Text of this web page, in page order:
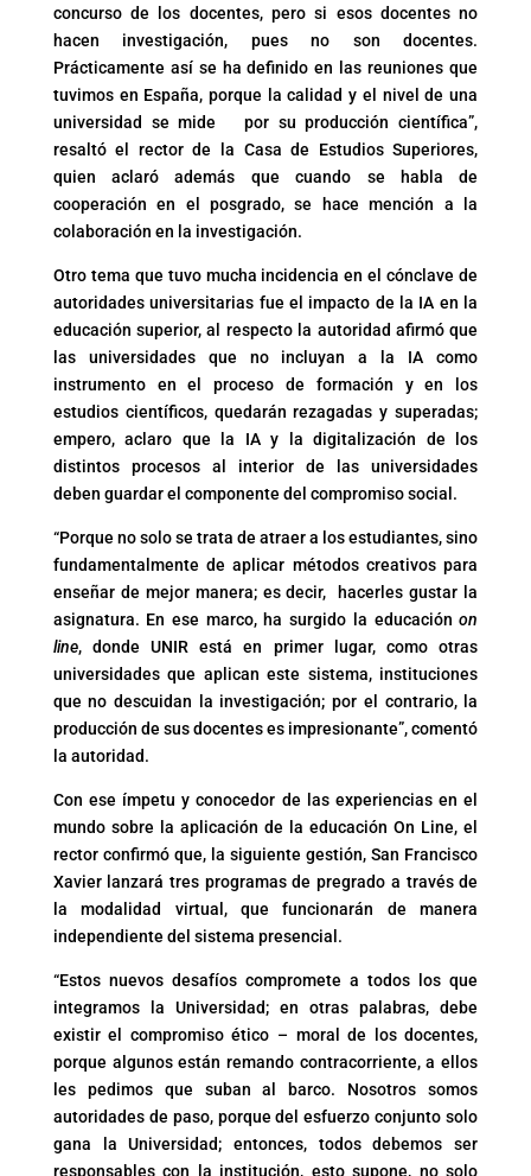
concurso de los docentes, pero si esos docentes no
hacen investigación, pues no son docentes.
Prácticamente así se ha definido en las reuniones que
tuvimos en España, porque la calidad y el nivel de una
universidad se mide por su producción científica”,
resaltó el rector de la Casa de Estudios Superiores,
quien aclaró además que cuando se habla de
cooperación en el posgrado, se hace mención a la
colaboración en la investigación.
Otro tema que tuvo mucha incidencia en el cónclave de
autoridades universitarias fue el impacto de la IA en la
educación superior, al respecto la autoridad afirmó que
las universidades que no incluyan a la IA como
instrumento en el proceso de formación y en los
estudios científicos, quedarán rezagadas y superadas;
empero, aclaro que la IA y la digitalización de los
distintos procesos al interior de las universidades
deben guardar el componente del compromiso social.
“Porque no solo se trata de atraer a los estudiantes, sino
fundamentalmente de aplicar métodos creativos para
enseñar de mejor manera; es decir, hacerles gustar la
asignatura. En ese marco, ha surgido la educaciónon
line, donde UNIR está en primer lugar, como otras
universidades que aplican este sistema, instituciones
que no descuidan la investigación; por el contrario, la
producción de sus docentes es impresionante”, comentó
la autoridad.
Con ese ímpetu y conocedor de las experiencias en el
mundo sobre la aplicación de la educación On Line, el
rector confirmó que, la siguiente gestión, San Francisco
Xavier lanzará tres programas de pregrado a través de
la modalidad virtual, que funcionarán de manera
independiente del sistema presencial.
“Estos nuevos desafíos compromete a todos los que
integramos la Universidad; en otras palabras, debe
existir el compromiso ético – moral de los docentes,
porque algunos están remando contracorriente, a ellos
les pedimos que suban al barco. Nosotros somos
autoridades de paso, porque del esfuerzo conjunto solo
gana la Universidad; entonces, todos debemos ser
responsables con la institución, esto supone, no solo